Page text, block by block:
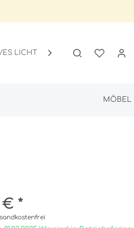
LICHT GARTEN SALE

MÖBEL
€ *